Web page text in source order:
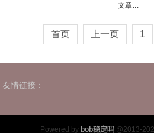
文章...
首页 上一页 1
友情链接：
Powered by bob稳定吗 @2013-